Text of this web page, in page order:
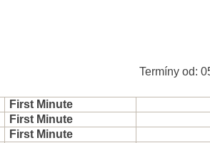
Termíny od:
First Minute
First Minute
First Minute